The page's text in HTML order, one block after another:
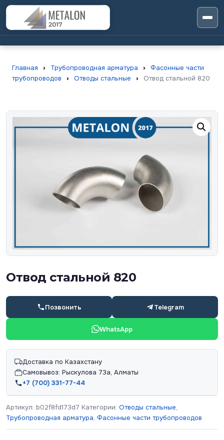
Главная › Трубопроводная арматура ›
Фасонные части
трубопроводов
› Отводы стальные › Отвод стальной 820
Отвод стальной 820
Позвонить Telegram
WhatsApp
Доставка по Казахстану
Самовывоз: Рыскулова 73а, Алматы
+7 (700) 331-77-44
Артикул: b02f8fd173d7 Категории: Отводы стальные,
Трубопроводная арматура, Фасонные части трубопроводов